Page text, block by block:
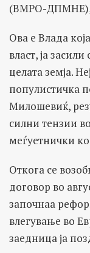
(ВМРО-ДПМНЕ),
Ова е Влада
власт, ја
целата земја.
популистичка
Милошевиќ,
силни тензии
меѓуетнички
Откога се
договор во
започнаа
влегување во
заедница ја